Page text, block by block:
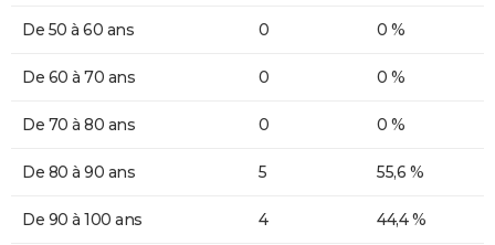
De 50 à 60 ans 0 0 %
De 60 à 70 ans 0 0 %
De 70 à 80 ans 0 0 %
De 80 à 90 ans 5 55,6 %
De 90 à 100 ans 4 44,4 %